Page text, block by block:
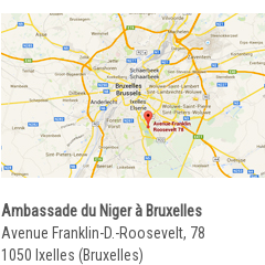
Ambassade du Niger à Bruxelles
Avenue Franklin-D.-Roosevelt, 78
1050 Ixelles (Bruxelles)